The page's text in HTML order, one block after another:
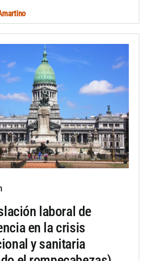
laboral de
en la crisis
y sanitaria